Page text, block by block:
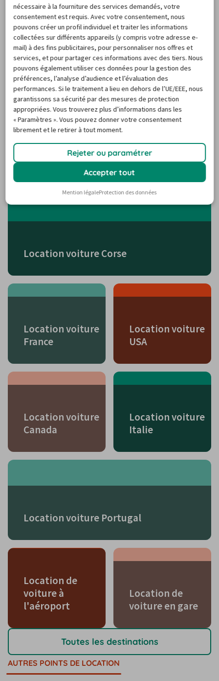
touristiques, vous trouverez des endroits pratiques pour
récupérer et rendre votre voiture de location. Profitez de
la liberté qu'offre l'exploration de l'île au volant d'une
voiture de location et découvrez Natal à votre guise.
Pour visualiser la carte et les informations sur les
stations, merci d’activer les cookies.
Cliquez ici pour gérer vos paramètres de cookies.
Destinations de voyage
populaires
Location voiture Corse
Location voiture
France
Location voiture
USA
Location voiture
Canada
Location voiture
Italie
Location voiture Portugal
Location de
voiture à
l'aéroport
Location de
voiture en gare
Toutes les destinations
AUTRES POINTS DE LOCATION
nécessaire à la fourniture des services demandés, votre
consentement est requis. Avec votre consentement, nous
pouvons créer un profil individuel et traiter les informations
collectées sur différents appareils (y compris votre adresse e-
mail) à des fins publicitaires, pour personnaliser nos offres et
services, et pour partager ces informations avec des tiers. Nous
pouvons également utiliser ces données pour la gestion des
préférences, l’analyse d’audience et l’évaluation des
performances. Si le traitement a lieu en dehors de l’UE/EEE, nous
garantissons sa sécurité par des mesures de protection
appropriées. Vous trouverez plus d’informations dans les
« Paramètres ». Vous pouvez donner votre consentement
librement et le retirer à tout moment.
Rejeter ou paramétrer
Accepter tout
Mention légaleProtection des données